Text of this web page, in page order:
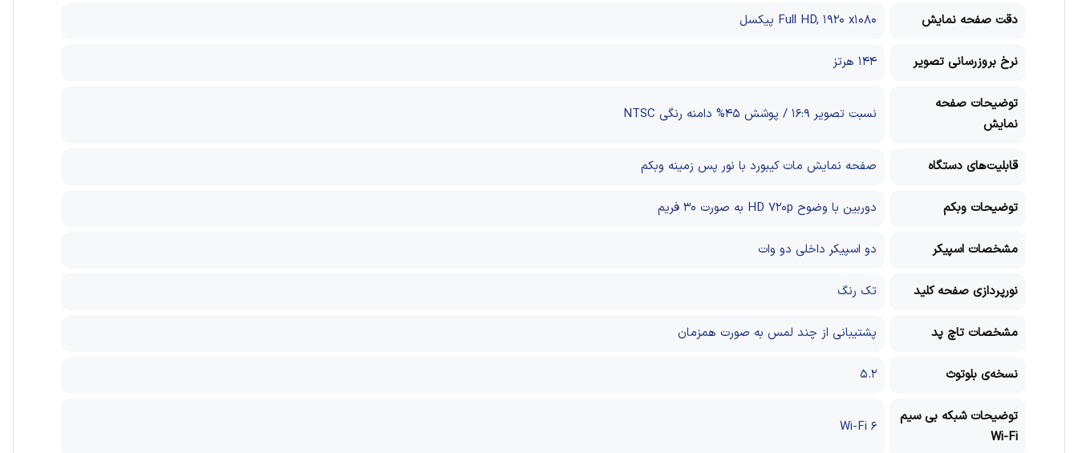
دقت صفحه نمایش Full HD, ۱۹۲۰ x۱۰۸۰ پیکسل
نرخ بروزرسانی تصویر ۱۴۴ هرتز
توضیحات صفحه
نمایش
نسبت تصویر ۱۶:۹ / پوشش ۴۵% دامنه رنگی NTSC
قابلیت‌های دستگاه صفحه نمایش ماتکیبورد با نور پس زمینه وبکم
توضیحات وبکم دوربین با وضوح HD ۷۲۰p به صورت ۳۰ فریم
مشخصات اسپیکر دو اسپیکر داخلی دو وات
نورپردازی صفحه کلید تک رنگ
مشخصات تاچ پد پشتیبانی از چند لمس به صورت همزمان
نسخه‌ی بلوتوث ۵.۲
توضیحات شبکه بی سیم
Wi-Fi
Wi-Fi ۶